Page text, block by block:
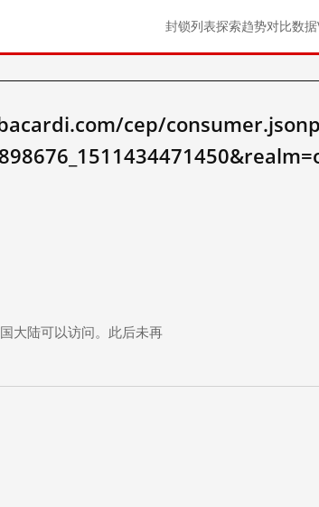
封锁列表探索趋势对比数据
cep/
大陆可以访问。此后未再